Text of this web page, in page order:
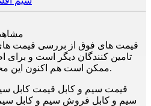
قیمت های فوق از بررسی قیمت
تامین کنندگان دیگر است و برای
ممکن است هم اکنون این محصول دارای قیمت جدید باشد.
قیمت سیم و کابل قیمت کابل
سیم و کابل فروش سیم و کابل سیم